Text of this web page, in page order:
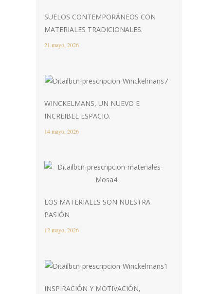
SUELOS CONTEMPORÁNEOS CON
MATERIALES TRADICIONALES.
21 mayo, 2026
WINCKELMANS, UN NUEVO E
INCREIBLE ESPACIO.
14 mayo, 2026
LOS MATERIALES SON NUESTRA
PASIÓN
12 mayo, 2026
INSPIRACIÓN Y MOTIVACIÓN,